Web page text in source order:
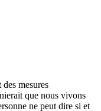
mesures
que nous vivons
ne peut dire si et